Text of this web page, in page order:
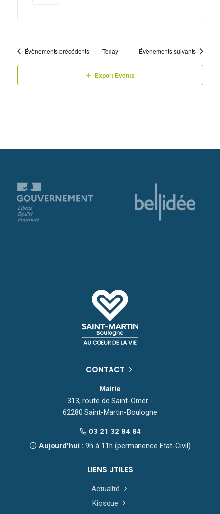
Évènements précédents Today Évènements suivants
Export Events
CONTACT
Mairie
313, route de Saint-Omer -
62280 Saint-Martin-Boulogne
03 21 32 84 84
Aujourd'hui : 9h à 11h (permanence Etat-Civil)
LIENS UTILES
Actualité
Kiosque